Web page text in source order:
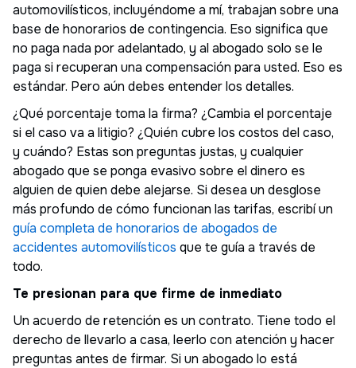
automovilísticos, incluyéndome a mí, trabajan sobre una
base de honorarios de contingencia. Eso significa que
no paga nada por adelantado, y al abogado solo se le
paga si recuperan una compensación para usted. Eso es
estándar. Pero aún debes entender los detalles.
¿Qué porcentaje toma la firma? ¿Cambia el porcentaje
si el caso va a litigio? ¿Quién cubre los costos del caso,
y cuándo? Estas son preguntas justas, y cualquier
abogado que se ponga evasivo sobre el dinero es
alguien de quien debe alejarse. Si desea un desglose
más profundo de cómo funcionan las tarifas, escribí un
guía completa de honorarios de abogados de
accidentes automovilísticos que te guía a través de
todo.
Te presionan para que firme de inmediato
Un acuerdo de retención es un contrato. Tiene todo el
derecho de llevarlo a casa, leerlo con atención y hacer
preguntas antes de firmar. Si un abogado lo está